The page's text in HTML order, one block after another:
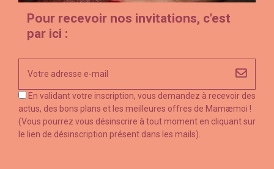
Pour recevoir nos invitations, c'est
par ici :
En validant votre inscription, vous demandez à recevoir des
actus, des bons plans et les meilleures offres de Mamæmoi !
(Vous pourrez vous désinscrire à tout moment en cliquant sur
le lien de désinscription présent dans les mails).